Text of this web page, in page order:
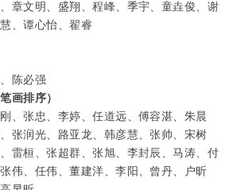
章文明、盛翔、程峰、季宇、童垚俊、谢
、谭心怡、翟睿
陈必强
画排序）
、张忠、李婷、任道远、傅容湛、朱晨
张润光、路亚龙、韩彦慧、张帅、宋树
雷桓、张超群、张旭、李封辰、马涛、付
伟、任伟、董建洋、李阳、曾丹、户昕